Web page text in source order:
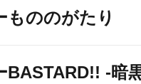
もののがたり
BASTARD!! -暗